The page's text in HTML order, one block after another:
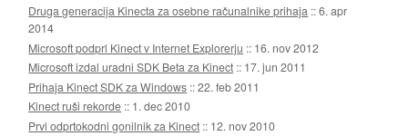
Druga generacija Kinecta za osebne računalnike prihaja ::6. apr
2014
Microsoft podprl Kinect v Internet Explorerju :: 16. nov 2012
Microsoft izdal uradni SDK Beta za Kinect :: 17. jun 2011
Prihaja Kinect SDK za Windows ::22. feb 2011
Kinect ruši rekorde :: 1. dec 2010
Prvi odprtokodni gonilnik za Kinect :: 12. nov 2010